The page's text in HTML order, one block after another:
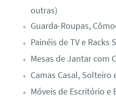
outras)
Guarda-Roupas,
Painéis de TV e Racks
Mesas de Jantar com
Camas Casal, Solteiro
Móveis de Escritório e